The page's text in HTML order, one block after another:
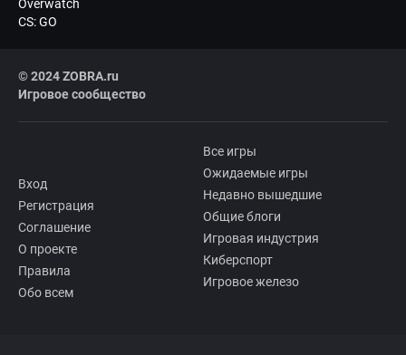
Overwatch
CS: GO
© 2024 ZOBRA.ru
Игровое сообщество
Вход
Регистрация
Соглашение
О проекте
Правила
Обо всем
Все игры
Ожидаемые игры
Недавно вышедшие
Общие блоги
Игровая индустрия
Киберспорт
Игровое железо